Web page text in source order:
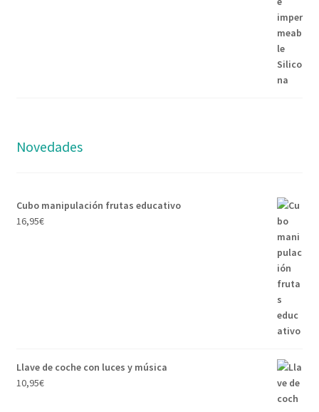
Novedades
Cubo manipulación frutas educativo
16,95€
Llave de coche con luces y música
10,95€